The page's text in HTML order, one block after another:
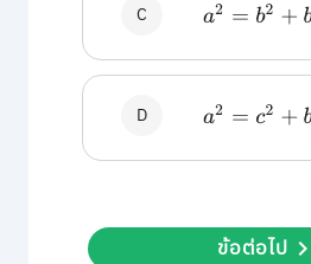
C a2 =b2+bc
D a2 =c2+b c
ข้อต่อไป